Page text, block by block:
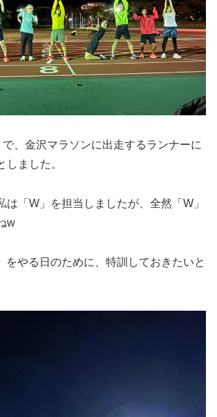
で、金沢マラソンに出走するランナーに
しました。
は「W」を担当しましたが、全然「W」
w
をやる日のために、特訓しておきたいと